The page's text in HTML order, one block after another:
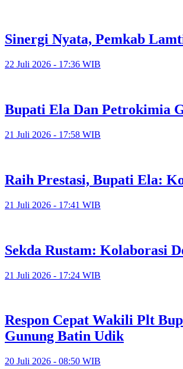
Sinergi Nyata, Pemkab
22 Juli 2026 - 17:36 WIB
Bupati Ela Dan Petrokimia
21 Juli 2026 - 17:58 WIB
Raih Prestasi, Bupati Ela:
21 Juli 2026 - 17:41 WIB
Sekda Rustam: Kolaborasi
21 Juli 2026 - 17:24 WIB
Respon Cepat Wakili Plt
Gunung Batin Udik
20 Juli 2026 - 08:50 WIB